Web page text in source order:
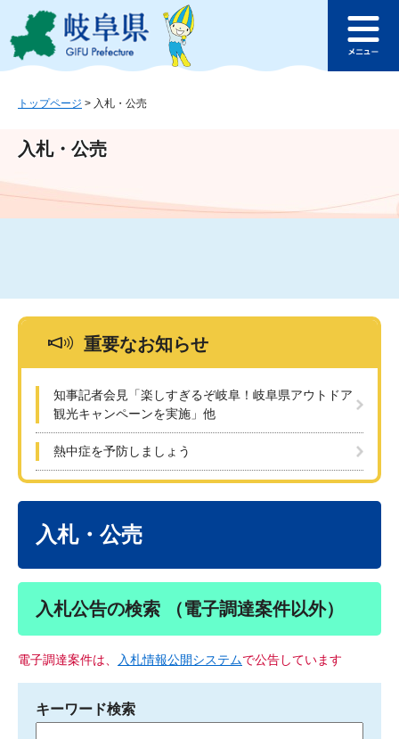
ジ
ュ
文
このページの本文へ
ュ
トップページ > 入札・公売
入札・公売
重要なお知らせ
知事記者会見「楽しすぎるぞ岐阜！岐阜県アウトドア
観光キャンペーンを実施」他
熱中症を予防しましょう
入札・公売
入札公告の検索 （電子調達案件以外）
電子調達案件は、 入札情報公開システムで公告しています
キーワード検索